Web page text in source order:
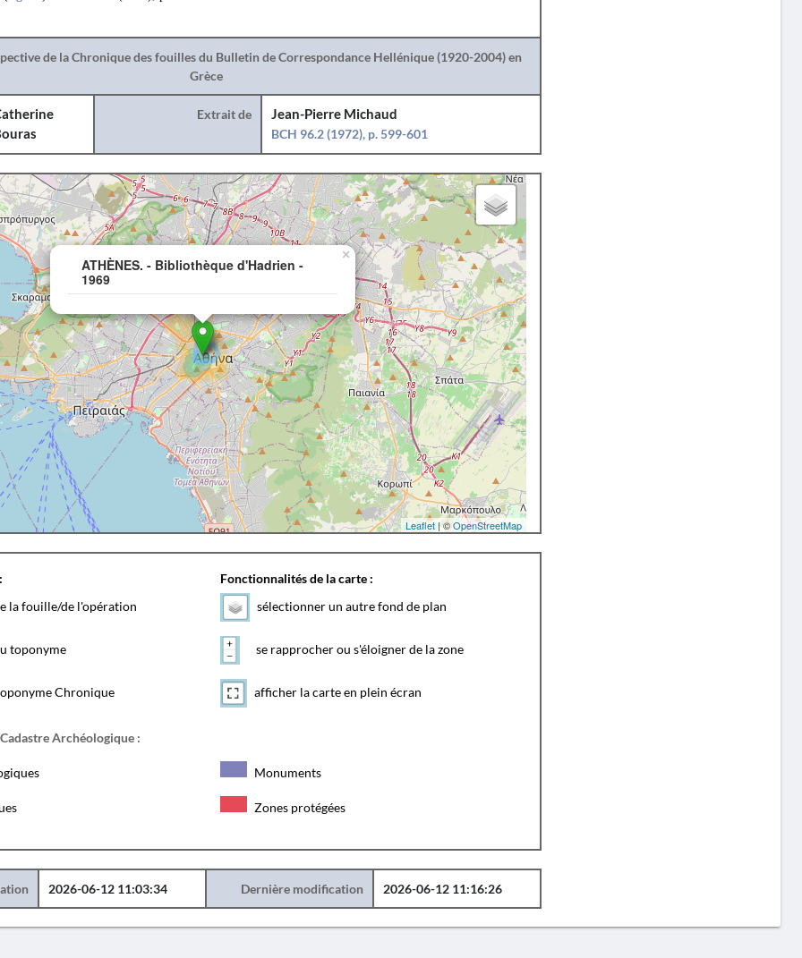
de la Chronique des fouilles du Bulletin de Correspondance Hellénique (1920-2004) en
Grèce
Extrait de
Jean-Pierre Michaud
BCH 96.2 (1972), p. 599-601
ATHÈNES. - Bibliothèque d'Hadrien -
1969
×
Leaflet| ©OpenStreetMap
la fouille/de l'opération
toponyme
Chronique
Fonctionnalités de la carte :
sélectionner un autre fond de plan
se rapprocher ou s'éloigner de la zone
afficher la carte en plein écran
Archéologique :
Monuments
Zones protégées
2026-06-12 11:03:34 Dernière modification 2026-06-12 11:16:26